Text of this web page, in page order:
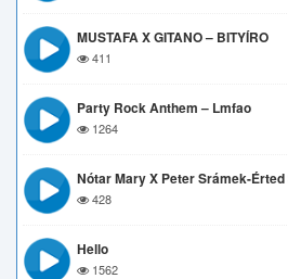
MUSTAFA X GITANO – BITYÍRO
411
Party Rock Anthem – Lmfao
1264
Nótar Mary X Peter Srámek-Érted
428
Hello
1562